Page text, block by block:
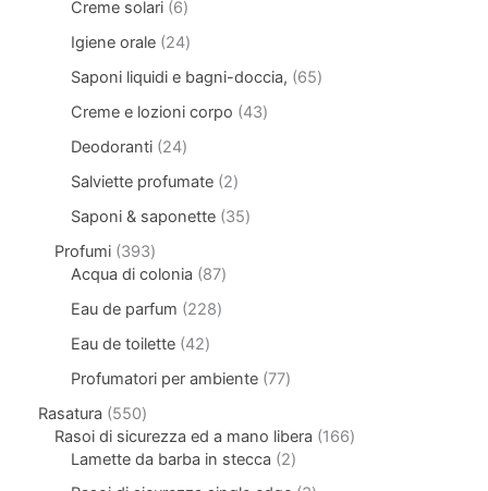
Creme solari 6
Igiene orale 24
Saponi liquidi e bagni-doccia,
65
Creme e lozioni corpo
43
Deodoranti 24
Salviette profumate 2
Saponi & saponette 35
Profumi 393
Acqua di colonia
87
Eau de parfum
228
Eau de toilette 42
Profumatori per ambiente 77
Rasatura
550
Rasoi di sicurezza ed a mano libera
166
Lamette da barba in stecca
2